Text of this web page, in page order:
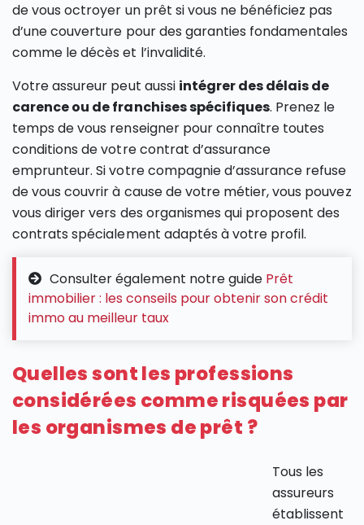
de vous octroyer un prêt si vous ne bénéficiez pas
d’une couverture pour des garanties fondamentales
comme le décès et l’invalidité.
Votre assureur peut aussi intégrer des délais de
carence ou de franchises spécifiques. Prenez le
temps de vous renseigner pour connaître toutes
conditions de votre contrat d’assurance
emprunteur. Si votre compagnie d’assurance refuse
de vous couvrir à cause de votre métier, vous pouvez
vous diriger vers des organismes qui proposent des
contrats spécialement adaptés à votre profil.
Consulter également notre guide Prêt
immobilier : les conseils pour obtenir son crédit
immo au meilleur taux
Quelles sont les professions
considérées comme risquées par
les organismes de prêt ?
Tous les
assureurs
établissent